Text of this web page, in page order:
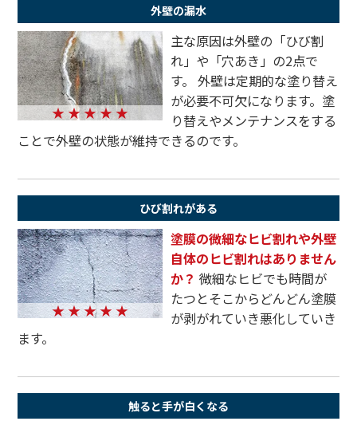
外壁の漏水
★ ★ ★ ★ ★
主な原因は外壁の「ひび割
れ」や「穴あき」の2点で
す。 外壁は定期的な塗り替え
が必要不可欠になります。塗
り替えやメンテナンスをする
ことで外壁の状態が維持できるのです。
ひび割れがある
★ ★ ★ ★ ★
塗膜の微細なヒビ割れや外壁
自体のヒビ割れはありません
か？ 微細なヒビでも時間が
たつとそこからどんどん塗膜
が剥がれていき悪化していき
ます。
触ると手が白くなる